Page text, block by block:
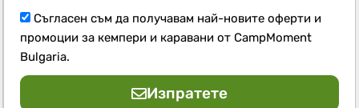
Съгласен съм да получавам най-новите оферти и
промоции за кемпери и каравани от CampMoment
Bulgaria.
Изпратете